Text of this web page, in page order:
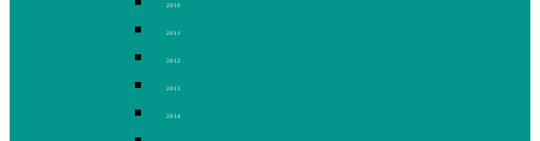
2010
2011
2012
2013
2014